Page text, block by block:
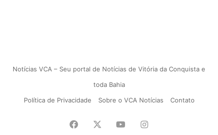
Notícias VCA – Seu portal de Notícias de Vitória da Conquista e
toda Bahia
Política de Privacidade
Sobre o VCA Notícias Contato
Facebook YouTubeInstagram